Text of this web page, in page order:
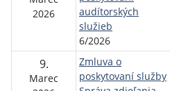
2026
audítorských
služieb
6/2026
9.
Marec
Zmluva o
poskytovaní služby